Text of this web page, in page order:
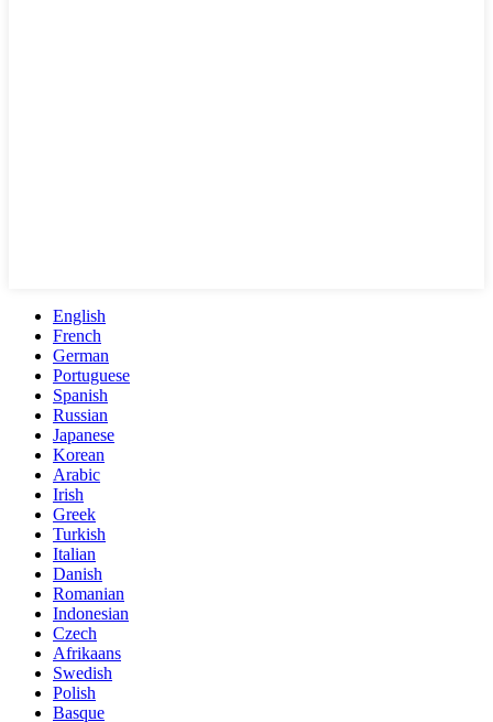
English
French
German
Portuguese
Spanish
Russian
Japanese
Korean
Arabic
Irish
Greek
Turkish
Italian
Danish
Romanian
Indonesian
Czech
Afrikaans
Swedish
Polish
Basque